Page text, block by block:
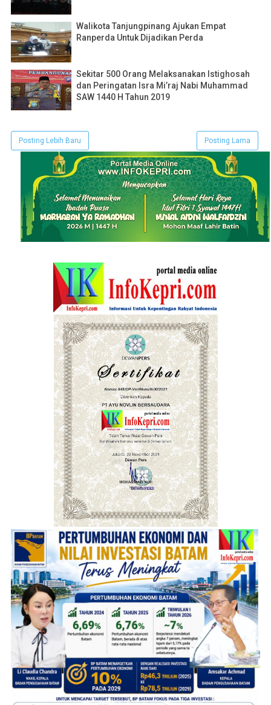
Walikota Tanjungpinang Ajukan Empat
Ranperda Untuk Dijadikan Perda
Sekitar 500 Orang Melaksanakan Istighosah
dan Peringatan Isra Mi’raj Nabi Muhammad
SAW 1440 H Tahun 2019
Posting Lebih Baru Posting Lama